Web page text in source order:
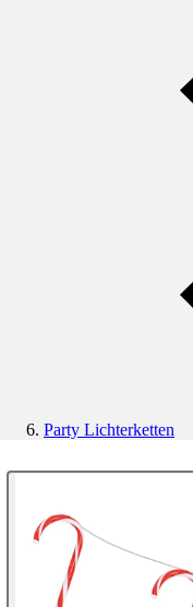
Party Lichterketten